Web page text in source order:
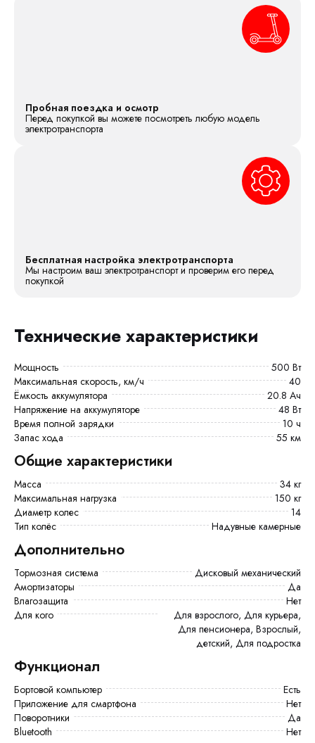
Пробная поездка и осмотр
Перед покупкой вы можете посмотреть любую модель
электротранспорта
Бесплатная настройка электротранспорта
Мы настроим ваш электротранспорт и проверим его перед
покупкой
Технические характеристики
Мощность
500 Вт
Максимальная скорость, км/ч
40
Ёмкость аккумулятора
20.8 Ач
Напряжение на аккумуляторе
48 Вт
Время полной зарядки
10 ч
Запас хода
55 км
Общие характеристики
Масса
34 кг
Максимальная нагрузка
150 кг
Диаметр колес
14
Тип колёс
Надувные камерные
Дополнительно
Тормозная система
Дисковый механический
Амортизаторы
Да
Влагозащита
Нет
Для кого
Для взрослого, Для курьера,
Для пенсионера, Взрослый,
детский, Для подростка
Функционал
Бортовой компьютер
есть
Приложение для смартфона
Нет
Поворотники
Да
Bluetooth
Нет